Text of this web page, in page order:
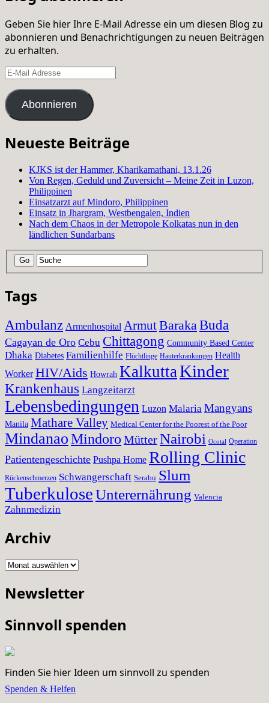
Geben Sie hier Ihre E-Mail Adresse ein um diesen Blog zu
abonnieren und Benachrichtigungen zu neuen Beiträgen
zu erhalten.
E-
Mail
AdresseAbonnieren
Neueste Beiträge
KJKS ist der Hammer, Kharikamathani, 13.1.26
Von Regen, Geduld und Zuversicht – Meine Zeit in Luzon,
Philippinen
Einsatzarzt auf Mindoro, Philippinen
Einsatz in Jhargram, Westbengalen, Indien
Nach dem Chaos in der Metropole Kolkatas nun in den
ländlichen Sundarbans
Tags
Ambulanz Armenhospital ArmutBarakaBuda
Cagayan de Oro Cebu Chittagong Community Based Center
Dhaka Diabetes Familienhilfe Flüchtlinge Hauterkrankungen Health
Worker HIV/Aids Howrah KalkuttaKinder
Krankenhaus Langzeitarzt
Lebensbedingungen Luzon Malaria Mangyans
Manila Mathare Valley Medical Center for the Poorest of the Poor
MindanaoMindoro MütterNairobi Ocotal Operation
Patientengeschichte Pushpa Home Rolling Clinic
Rückenschmerzen Schwangerschaft Serabu Slum
TuberkuloseUnterernährung Valencia
Zahnmedizin
Archiv
Archiv
Newsletter
Sinnvoll spenden
Finden Sie hier Ideen um sinnvoll zu spenden
Spenden & Helfen